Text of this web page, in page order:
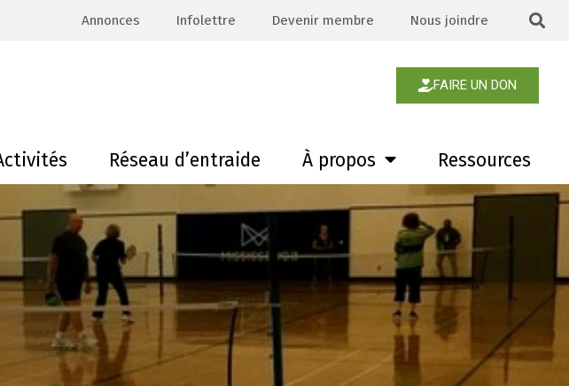
Annonces Infolettre Devenir membre Nous joindre
FAIRE UN DON
Réseau d’entraide À propos Ressources